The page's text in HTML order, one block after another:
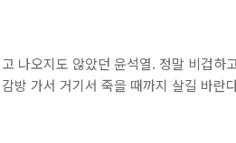
나오지도 않았던 윤석열. 정말 비겁
방 가서 거기서 죽을 때까지 살길 바란